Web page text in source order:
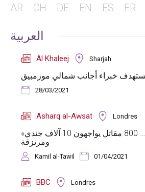
العربية
Al Khaleej Sharjah
خبراء أجانب شمالي موزمبيق
28/03/2021
Asharq al-Awsat Londres
«داعش موزمبيق»… 800 مقاتل يواجهون 10 آلاف جندي
ومرتزقة
Kamil al-Tawil 01/04/2021
BBC Londres
AR CH DE EN ES FR